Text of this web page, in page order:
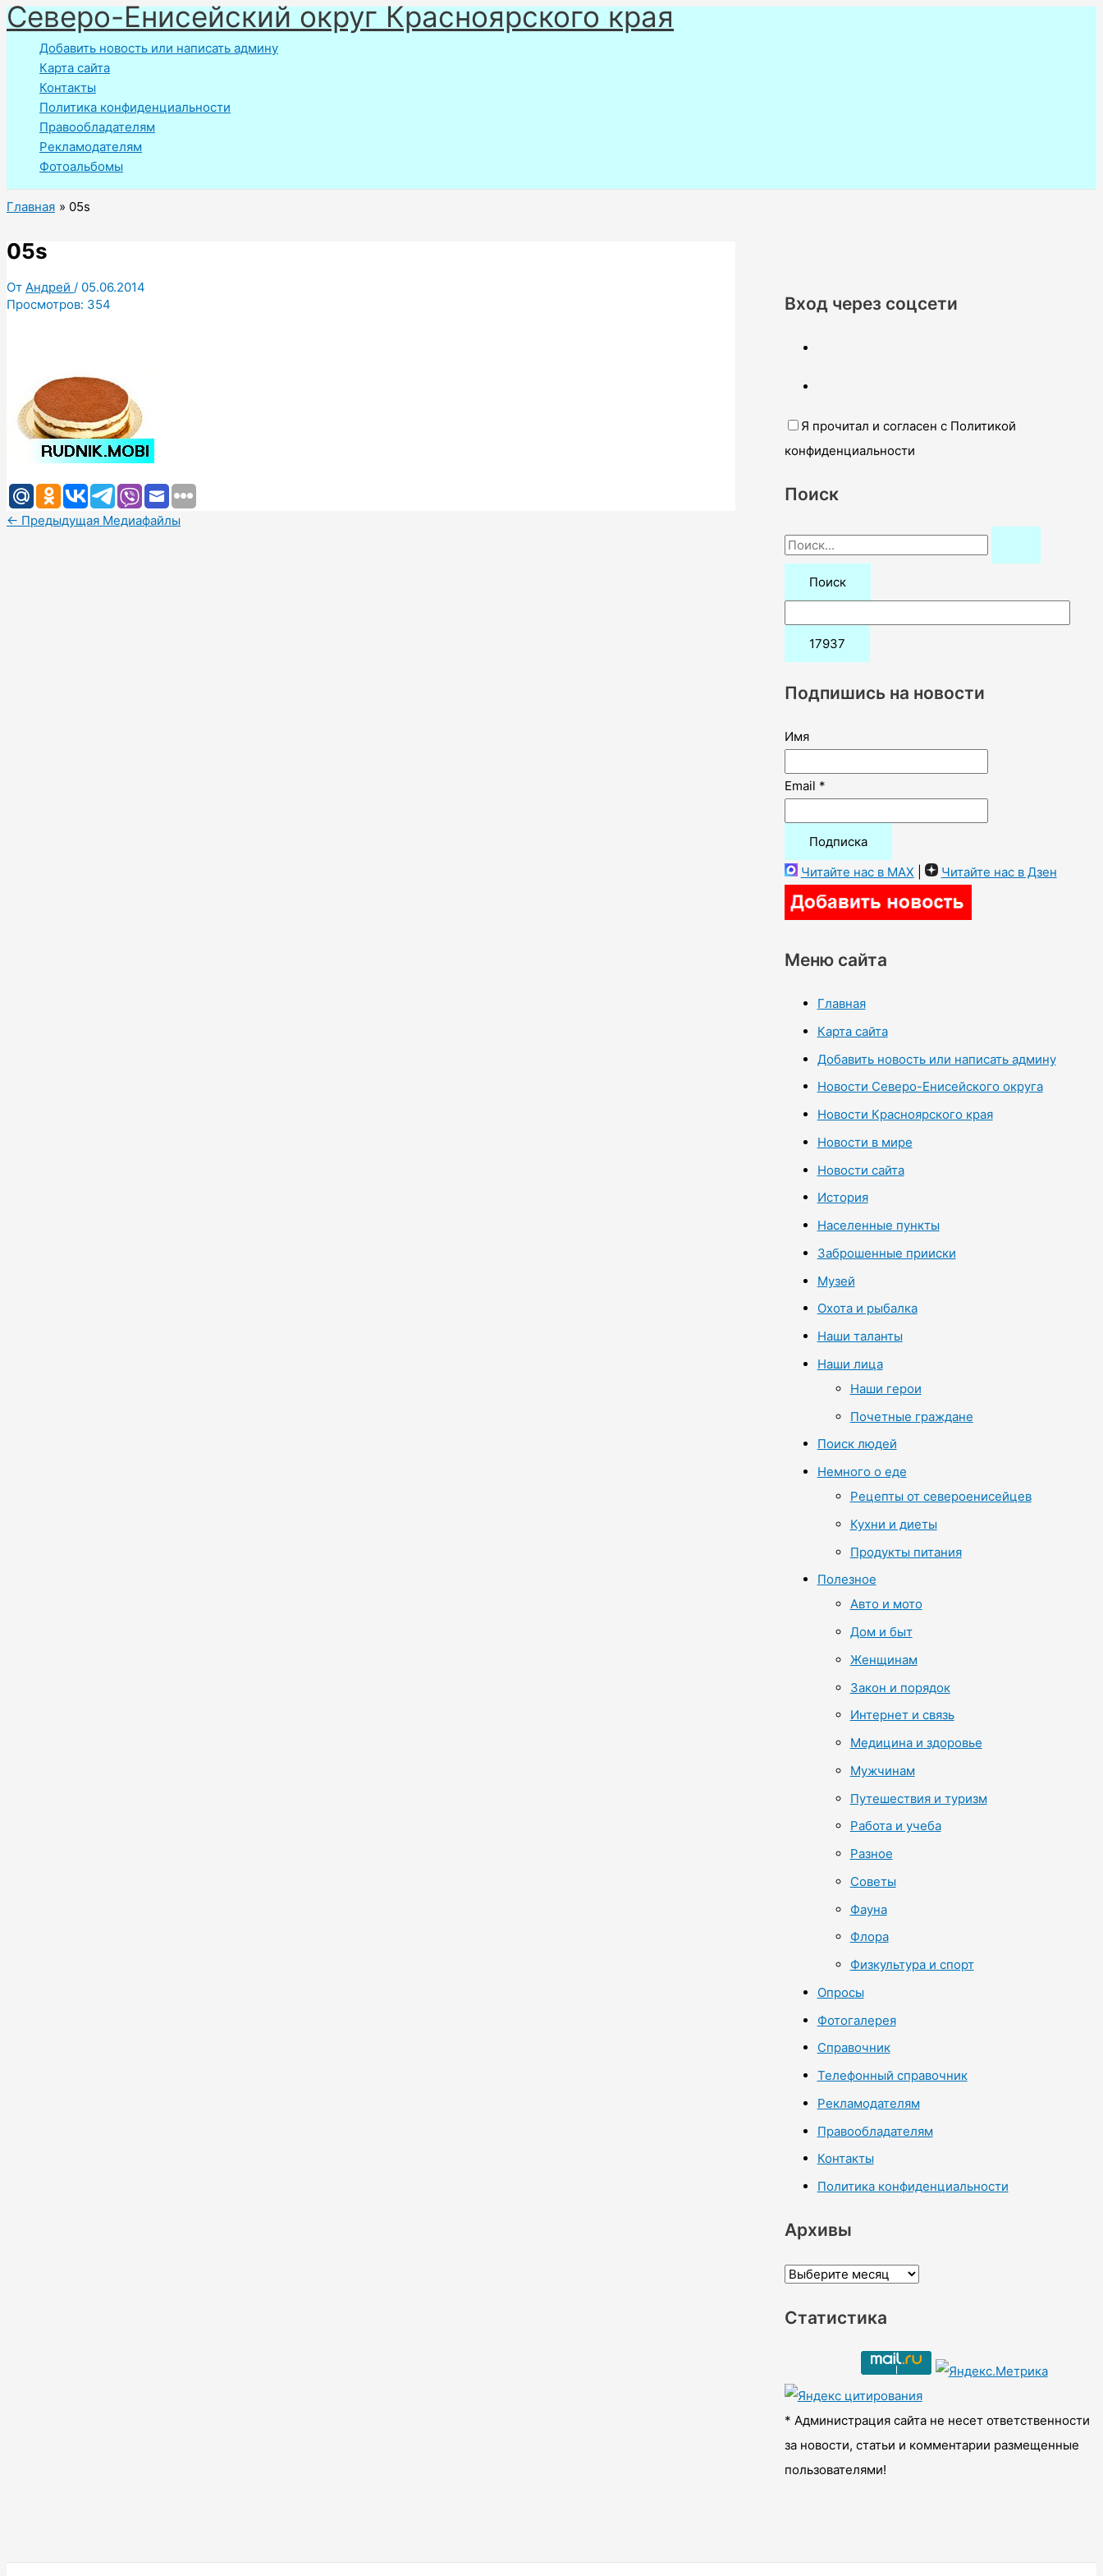
Перейти
к
содержимому
Северо-Енисейский округ Красноярского края
Добавить новость или написать админу
Карта сайта
Контакты
Политика конфиденциальности
Правообладателям
Рекламодателям
Фотоальбомы
Главная 05s
05s
От Андрей / 05.06.2014
Просмотров: 354
← Предыдущая Медиафайлы
Вход через соцсети
Я прочитал и согласен с Политикой
конфиденциальности
Поиск
П
о
:
Подпишись на новости
Имя
Email *
Читайте нас в MAX Читайте нас в Дзен
Меню сайта
Главная
Карта сайта
Добавить новость или написать админу
Новости Северо-Енисейского округа
Новости Красноярского края
Новости в мире
Новости сайта
История
Населенные пункты
Заброшенные прииски
Музей
Охота и рыбалка
Наши таланты
Наши лица
Наши герои
Почетные граждане
Поиск людей
Немного о еде
Рецепты от североенисейцев
Кухни и диеты
Продукты питания
Полезное
Авто и мото
Дом и быт
Женщинам
Закон и порядок
Интернет и связь
Медицина и здоровье
Мужчинам
Путешествия и туризм
Работа и учеба
Разное
Советы
Фауна
Флора
Физкультура и спорт
Опросы
Фотогалерея
Справочник
Телефонный справочник
Рекламодателям
Правообладателям
Контакты
Политика конфиденциальности
Архивы
А
х
ы
Статистика
* Администрация сайта не несет ответственности
за новости, статьи и комментарии размещенные
пользователями!